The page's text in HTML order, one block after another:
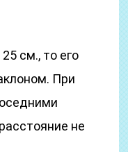
см., то его
При
не